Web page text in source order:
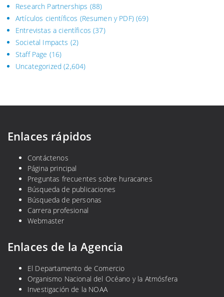
Research Partnerships (88)
Artículos científicos (Resumen y PDF)(69)
Entrevistas a científicos (37)
Societal Impacts (2)
Staff Page (16)
Uncategorized (2,604)
Enlaces rápidos
Contáctenos
Página principal
Preguntas frecuentes sobre huracanes
Búsqueda de publicaciones
Búsqueda de personas
Carrera profesional
Webmaster
Enlaces de la Agencia
El Departamento de Comercio
Organismo Nacional del Océano y la Atmósfera
Investigación de la NOAA